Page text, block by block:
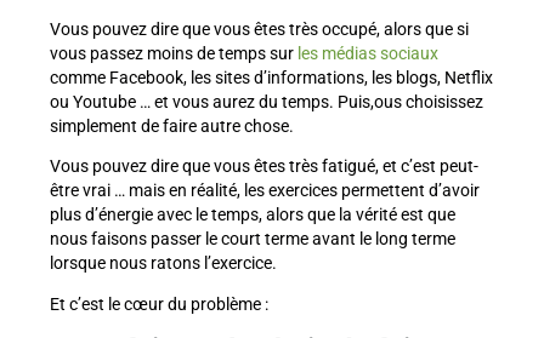
Vous pouvez dire que vous êtes très occupé, alors que si
vous passez moins de temps sur les médias sociaux
comme Facebook, les sites d’informations, les blogs, Netflix
ou Youtube … et vous aurez du temps. Puis,ous choisissez
simplement de faire autre chose.
Vous pouvez dire que vous êtes très fatigué, et c’est peut-
être vrai … mais en réalité, les exercices permettent d’avoir
plus d’énergie avec le temps, alors que la vérité est que
nous faisons passer le court terme avant le long terme
lorsque nous ratons l’exercice.
Et c’est le cœur du problème :